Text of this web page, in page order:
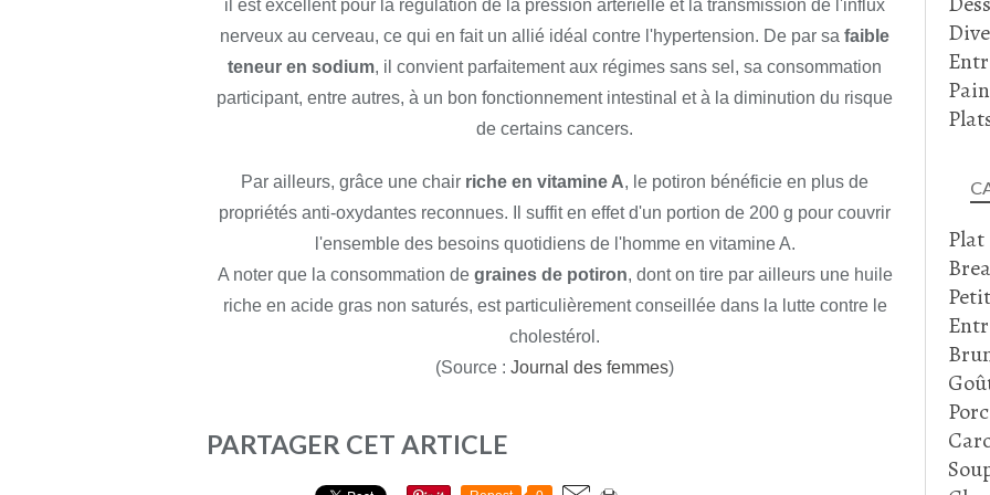
il est excellent pour la régulation de la pression artérielle et la transmission de l'influx
nerveux au cerveau, ce qui en fait un allié idéal contre l'hypertension. De par sa faible
teneur en sodium, il convient parfaitement aux régimes sans sel, sa consommation
participant, entre autres, à un bon fonctionnement intestinal et à la diminution du risque
de certains cancers.
Par ailleurs, grâce une chair riche en vitamine A, le potiron bénéficie en plus de
propriétés anti-oxydantes reconnues. Il suffit en effet d'un portion de 200 g pour couvrir
l'ensemble des besoins quotidiens de l'homme en vitamine A.
A noter que la consommation de graines de potiron, dont on tire par ailleurs une huile
riche en acide gras non saturés, est particulièrement conseillée dans la lutte contre le
cholestérol.
(Source : Journal des femmes)
PARTAGER CET ARTICLE
Porc